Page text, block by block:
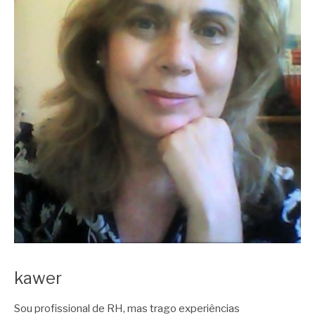
kawer
Sou profissional de RH, mas trago experiências